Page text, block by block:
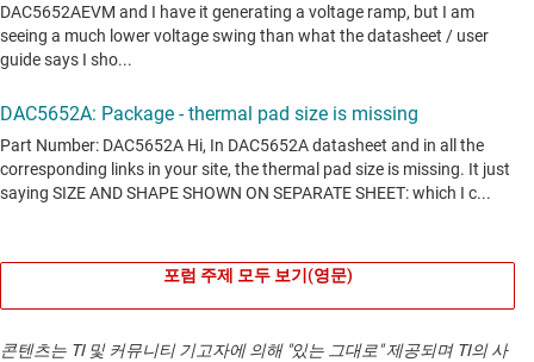
포럼 주제 모두 보기(영문)
콘텐츠는 TI 및 커뮤니티 기고자에 의해 "있는 그대로" 제공되며 TI의 사